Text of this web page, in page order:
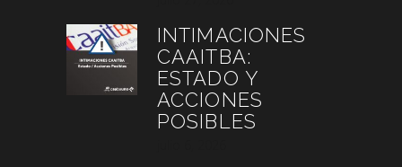
INTIMACIONES
CAAITBA:
ESTADO Y
ACCIONES
POSIBLES